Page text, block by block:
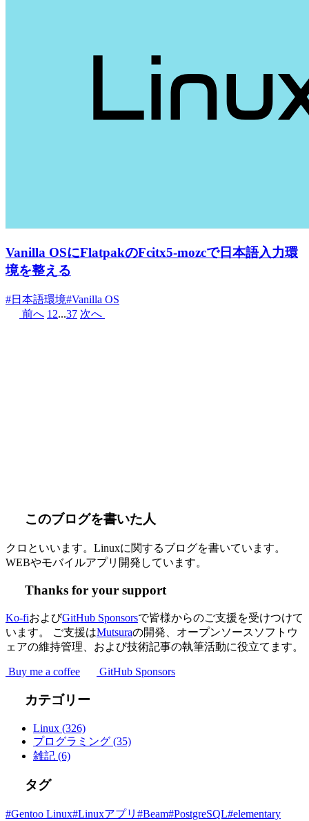
Vanilla OSにFlatpakのFcitx5-mozcで日本語入力環
境を整える
#日本語環境#Vanilla OS
前へ 1 2...37 次へ
このブログを書いた人
クロといいます。Linuxに関するブログを書いています。
WEBやモバイルアプリ開発しています。
Thanks for your support
Ko-fiおよびGitHub Sponsorsで皆様からのご支援を受けつけて
います。 ご支援はMutsuraの開発、オープンソースソフトウ
ェアの維持管理、および技術記事の執筆活動に役立てます。
Buy me a coffee GitHub Sponsors
カテゴリー
Linux (326)
プログラミング (35)
雑記 (6)
タグ
#Gentoo Linux#Linuxアプリ #Beam#PostgreSQL#elementary